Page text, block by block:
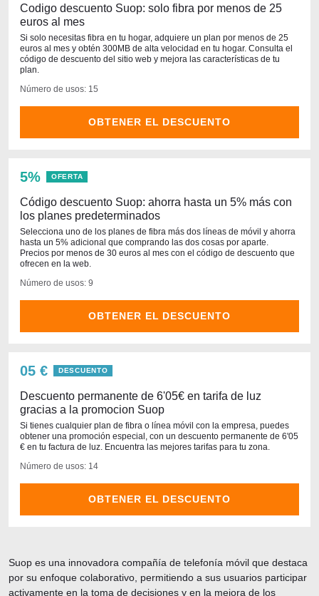
Codigo descuento Suop: solo fibra por menos de 25
euros al mes
Si solo necesitas fibra en tu hogar, adquiere un plan por menos de 25
euros al mes y obtén 300MB de alta velocidad en tu hogar. Consulta el
código de descuento del sitio web y mejora las características de tu
plan.
Número de usos: 15
OBTENER EL DESCUENTO
5% OFERTA
Código descuento Suop: ahorra hasta un 5% más con
los planes predeterminados
Selecciona uno de los planes de fibra más dos líneas de móvil y ahorra
hasta un 5% adicional que comprando las dos cosas por aparte.
Precios por menos de 30 euros al mes con el código de descuento que
ofrecen en la web.
Número de usos: 9
OBTENER EL DESCUENTO
05 € DESCUENTO
Descuento permanente de 6'05€ en tarifa de luz
gracias a la promocion Suop
Si tienes cualquier plan de fibra o línea móvil con la empresa, puedes
obtener una promoción especial, con un descuento permanente de 6'05
€ en tu factura de luz. Encuentra las mejores tarifas para tu zona.
Número de usos: 14
OBTENER EL DESCUENTO
Suop es una innovadora compañía de telefonía móvil que destaca
por su enfoque colaborativo, permitiendo a sus usuarios participar
activamente en la toma de decisiones y en la mejora de los